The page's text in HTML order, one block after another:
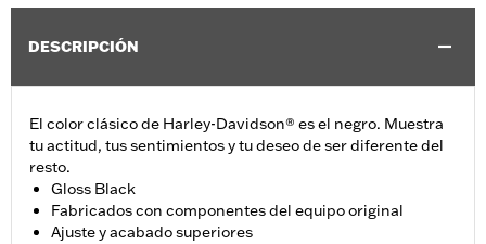
DESCRIPCIÓN
El color clásico de Harley-Davidson® es el negro. Muestra
tu actitud, tus sentimientos y tu deseo de ser diferente del
resto.
Gloss Black
Fabricados con componentes del equipo original
Ajuste y acabado superiores